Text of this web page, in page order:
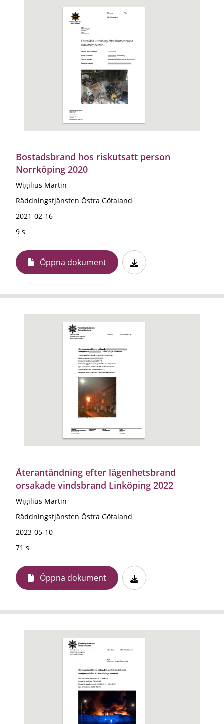
Bostadsbrand hos riskutsatt person
Norrköping 2020
Wigilius Martin
Räddningstjänsten Östra Götaland
2021-02-16
9 s
Öppna dokument
Återantändning efter lägenhetsbrand
orsakade vindsbrand Linköping 2022
Wigilius Martin
Räddningstjänsten Östra Götaland
2023-05-10
71 s
Öppna dokument